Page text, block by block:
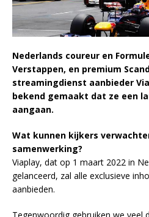
Nederlands coureur en
Verstappen, en premium
streamingdienst aanbieder
bekend gemaakt dat ze een
aangaan.
Wat kunnen kijkers
samenwerking?
Viaplay, dat op 1 maart 2022 in
gelanceerd, zal alle exclusieve
aanbieden.